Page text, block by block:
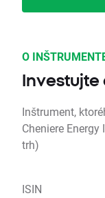
O
Investujte
Inštrument,
Cheniere
trh)
ISIN